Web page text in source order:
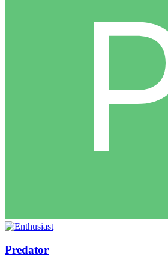
Predator